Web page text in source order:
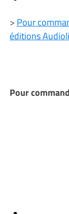
> Pour
éditions
Pour